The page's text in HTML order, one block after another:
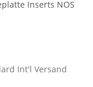
Inserts NOS
Int'l Versand